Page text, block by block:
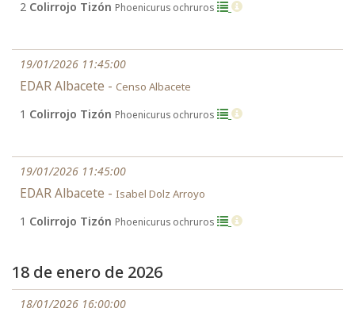
2 Colirrojo Tizón Phoenicurus ochruros
19/01/2026 11:45:00
EDAR Albacete - Censo Albacete
1 Colirrojo Tizón Phoenicurus ochruros
19/01/2026 11:45:00
EDAR Albacete - Isabel Dolz Arroyo
1 Colirrojo Tizón Phoenicurus ochruros
18 de enero de 2026
18/01/2026 16:00:00